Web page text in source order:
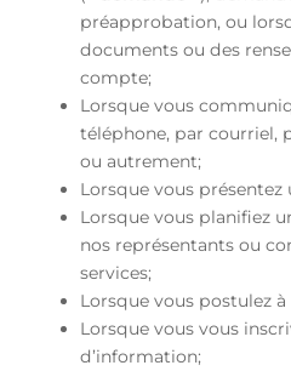
préapprobation, ou
documents ou des
compte;
Lorsque vous
téléphone, par courriel,
ou autrement;
Lorsque vous présentez
Lorsque vous planifiez
nos représentants ou
services;
Lorsque vous postulez
Lorsque vous vous
d’information;